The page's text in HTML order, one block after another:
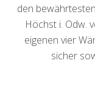
den
Höchst i. Odw.
eigenen vier
sicher